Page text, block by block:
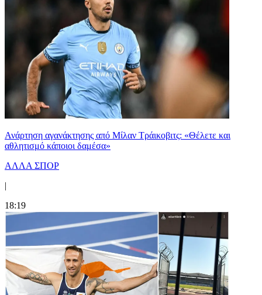
Ανάρτηση αγανάκτησης από Μίλαν Τράικοβιτς: «Θέλετε και
αθλητισμό κάποιοι δαμέσα»
ΑΛΛΑ ΣΠΟΡ
|
18:19